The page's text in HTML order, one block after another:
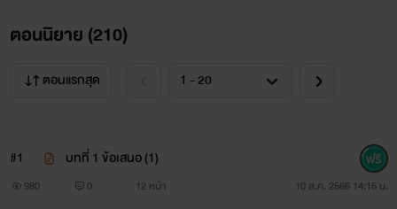
ตอนนิยาย (210)
ตอนแรกสุด
#1 บทที่ 1 ข้อเสนอ (1)
980 0 12 หน้า 10 ส.ค. 2566 14:15 น.